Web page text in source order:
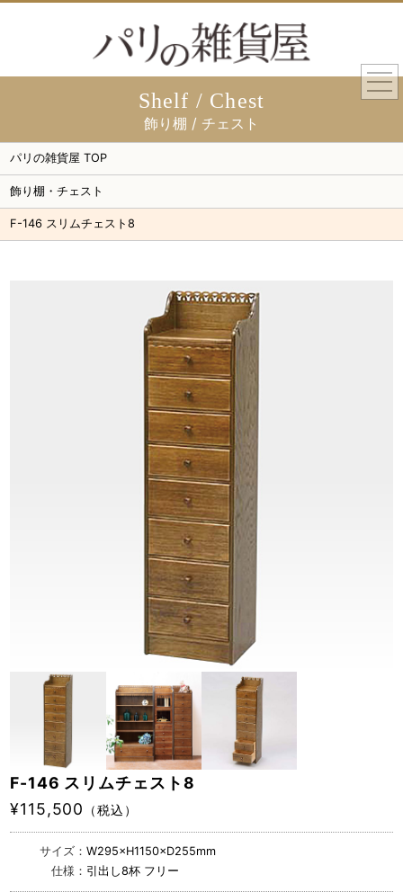
Shelf / Chest
飾り棚 / チェスト
パリの雑貨屋 TOP
飾り棚・チェスト
F-146 スリムチェスト8
F-146 スリムチェスト8
¥115,500
（税込）
サイズ：W295×H1150×D255mm
仕様： 引出し8杯 フリー